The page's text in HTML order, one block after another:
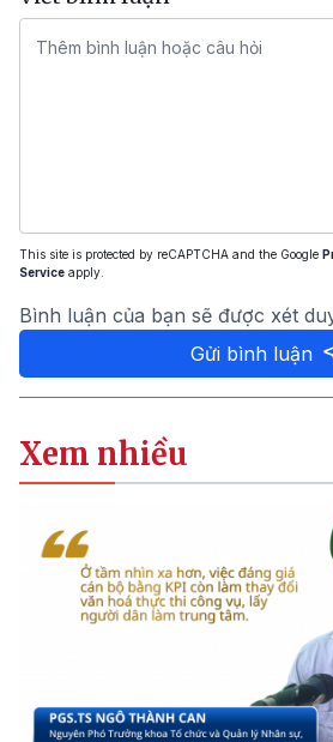
This site is protected by reCAPTCHA and the Google
Service apply.
Bình luận của bạn sẽ được xét
Gửi bình luận
Xem nhiều